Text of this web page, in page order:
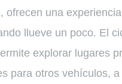
ofrecen una
llueve un poco. El
explorar lugares
para otros vehículos,